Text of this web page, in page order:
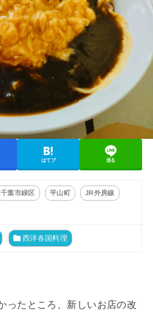
はてブ 送る
千葉市緑区 平山町 JR外房線
西洋各国料理
ったところ、新しいお店の改